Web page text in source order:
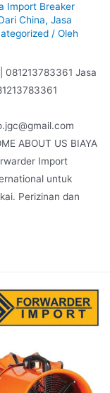
Import Breaker
China, Jasa
/ Oleh
081213783361 Jasa
ABOUT US BIAYA
Import
untuk
Perizinan dan